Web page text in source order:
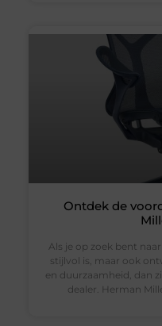
Ontdek de
Als je op zoek bent
stijlvol is, maar ook
en duurzaamheid, dan
dealer. Herman